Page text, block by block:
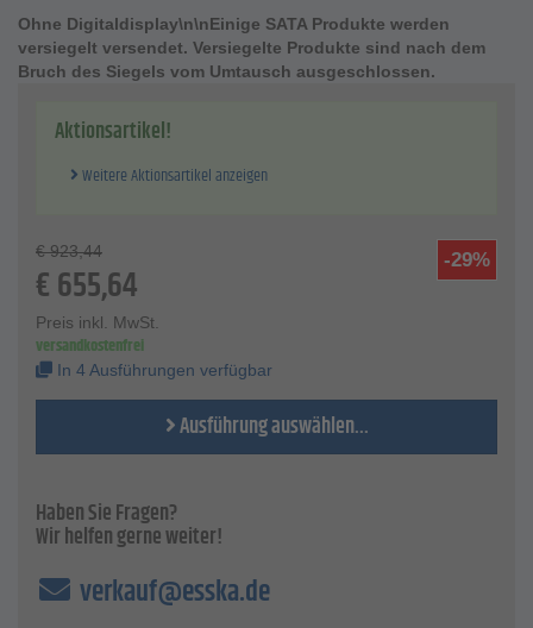
Die Lackierpistole SATAjet 5000 B HVLP sorgt für eine
besonders hohe Übertragungsrate mit ihrer Niederdruck-
Technologie.
in den Größe 0,3 l, 0,6 l und 0,9 l.
Technologie - HVLP
empfohlener Luft-Eingangsfließdruck - 2,0 bar
Luft-Eingangsfließdruck Einsatzbereich - 0,5 bis 2,4 bar
empfohlener Lackierabstand - 10 bis 15 cm
Luftbedarf - 430 Nl/min
maximale Betriebstemperatur - 50 °C
maximaler Betriebsüberdruck - 10 bar
Luftanschluss - 1/4'' (Außengewinde)
Ohne Digitaldisplay\n\nEinige SATA Produkte werden
versiegelt versendet. Versiegelte Produkte sind nach dem
Bruch des Siegels vom Umtausch ausgeschlossen.
Aktionsartikel!
Weitere Aktionsartikel anzeigen
-29%
€ 923,44
€655,64
Preis inkl. MwSt.
versandkostenfrei
In 4 Ausführungen verfügbar
Ausführung auswählen...
Haben Sie Fragen?
Wir helfen gerne weiter!
verkauf@esska.de